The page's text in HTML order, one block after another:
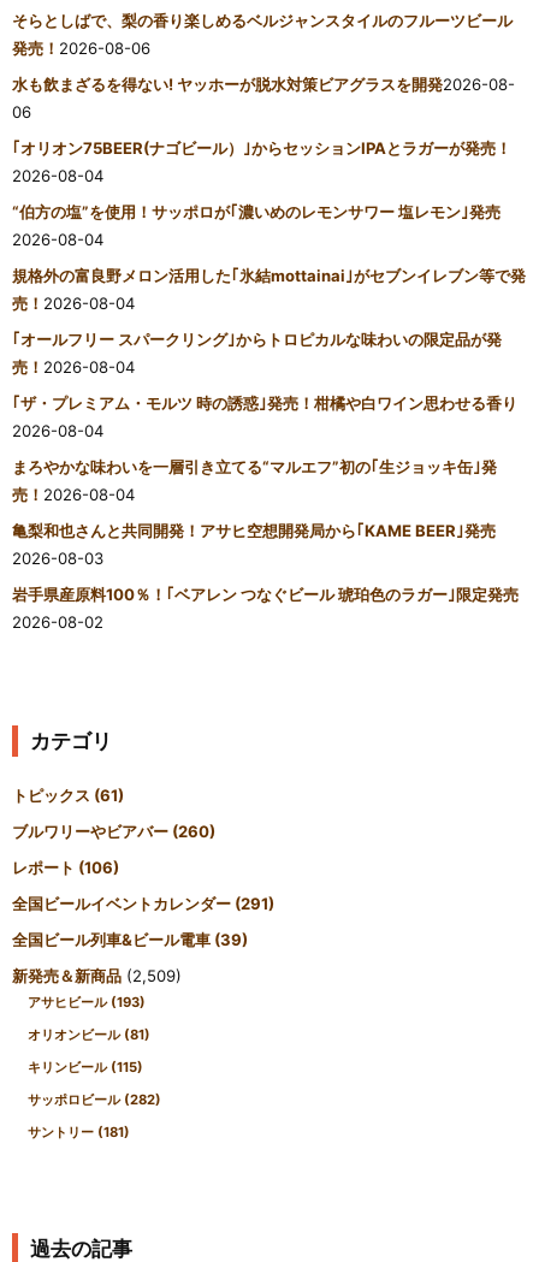
そらとしばで、梨の香り楽しめるベルジャンスタイルのフルーツビール
発売！ 2026-08-06
水も飲まざるを得ない! ヤッホーが脱水対策ビアグラスを開発2026-08-
06
｢オリオン75BEER(ナゴビール）｣からセッションIPAとラガーが発売！
2026-08-04
“伯方の塩”を使用！サッポロが｢濃いめのレモンサワー 塩レモン｣発売
2026-08-04
規格外の富良野メロン活用した｢氷結mottainai｣がセブンイレブン等で発
売！ 2026-08-04
｢オールフリー スパークリング｣からトロピカルな味わいの限定品が発
売！ 2026-08-04
｢ザ・プレミアム・モルツ 時の誘惑｣発売！柑橘や白ワイン思わせる香り
2026-08-04
まろやかな味わいを一層引き立てる“マルエフ”初の｢生ジョッキ缶｣発
売！ 2026-08-04
亀梨和也さんと共同開発！アサヒ空想開発局から｢KAME BEER｣発売
2026-08-03
岩手県産原料100％！｢ベアレン つなぐビール 琥珀色のラガー｣限定発売
2026-08-02
カテゴリ
トピックス (61)
ブルワリーやビアバー (260)
レポート (106)
全国ビールイベントカレンダー (291)
全国ビール列車&ビール電車 (39)
新発売＆新商品 (2,509)
アサヒビール (193)
オリオンビール (81)
キリンビール (115)
サッポロビール (282)
サントリー (181)
過去の記事